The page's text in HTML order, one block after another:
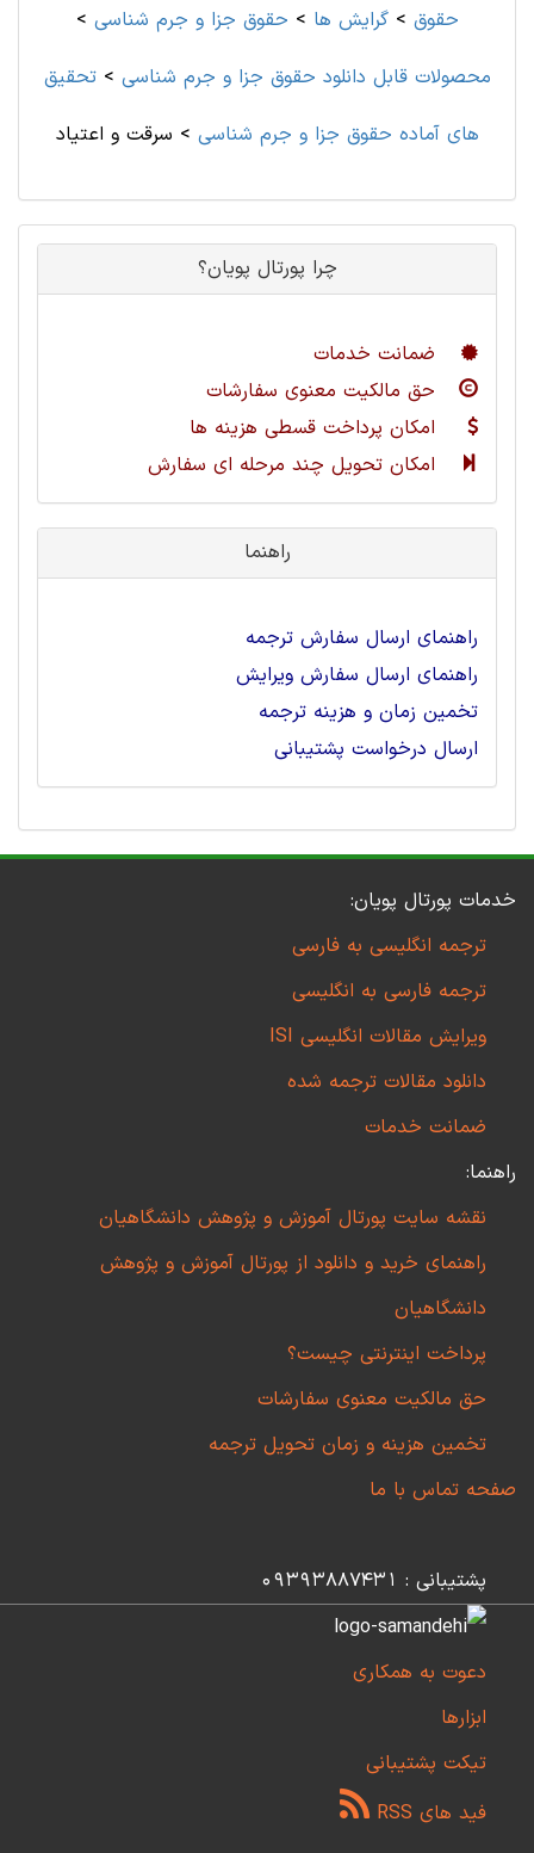
حقوق >گرایش ها > حقوق جزا و جرم شناسی >
محصولات قابل دانلود حقوق جزا و جرم شناسی >تحقیق
های آماده حقوق جزا و جرم شناسی > سرقت و اعتياد
چرا پورتال پویان؟
ضمانت خدمات
حق مالکیت معنوی سفارشات
امکان پرداخت قسطی هزینه ها
امکان تحویل چند مرحله ای سفارش
راهنما
راهنمای ارسال سفارش ترجمه
راهنمای ارسال سفارش ویرایش
تخمین زمان و هزینه ترجمه
ارسال درخواست پشتیبانی
خدمات پورتال پویان:
ترجمه انگلیسی به فارسی
ترجمه فارسی به انگلیسی
ویرایش مقالات انگلیسی ISI
دانلود مقالات ترجمه شده
ضمانت خدمات
راهنما:
نقشه سایت پورتال آموزش و پژوهش دانشگاهیان
راهنمای خرید و دانلود از پورتال آموزش و پژوهش
دانشگاهیان
پرداخت اینترنتی چیست؟
حق مالکیت معنوی سفارشات
تخمین هزینه و زمان تحویل ترجمه
صفحه تماس با ما
پشتیبانی : 09393887431
دعوت به همکاری
ابزارها
تیکت پشتیبانی
فید های RSS